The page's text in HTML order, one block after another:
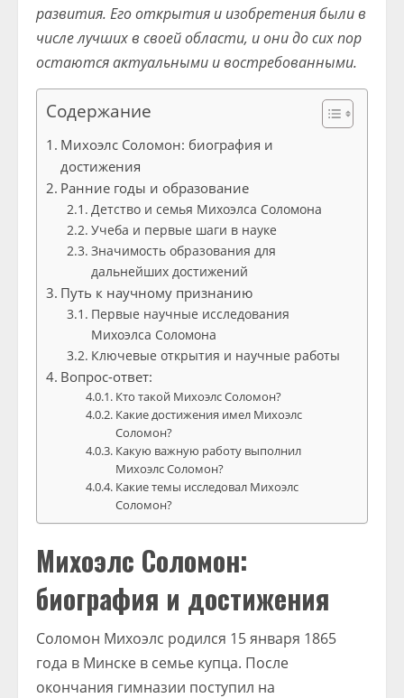
развития. Его открытия и изобретения были в
числе лучших в своей области, и они до сих пор
остаются актуальными и востребованными.
Содержание
Михоэлс Соломон: биография и
достижения
Ранние годы и образование
Детство и семья Михоэлса Соломона
Учеба и первые шаги в науке
Значимость образования для
дальнейших достижений
Путь к научному признанию
Первые научные исследования
Михоэлса Соломона
Ключевые открытия и научные работы
Вопрос-ответ:
Кто такой Михоэлс Соломон?
Какие достижения имел Михоэлс
Соломон?
Какую важную работу выполнил
Михоэлс Соломон?
Какие темы исследовал Михоэлс
Соломон?
Михоэлс Соломон:
биография и достижения
Соломон Михоэлс родился 15 января 1865
года в Минске в семье купца. После
окончания гимназии поступил на